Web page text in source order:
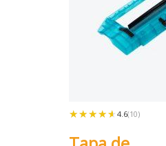
★★★★★
★★★★★ 4.6(10)